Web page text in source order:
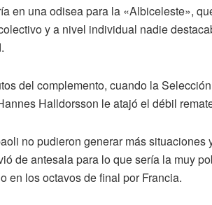
en una odisea para la «Albiceleste»,
y a nivel individual nadie
del complemento, cuando la
Halldorsson le atajó el débil
no pudieron generar más situaciones
de antesala para lo que sería la muy
en los octavos de final por Francia.